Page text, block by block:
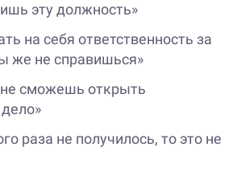
эту должность»
на себя ответственность за
же не справишься»
сможешь открыть
раза не получилось, то это не